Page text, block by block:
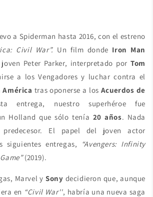
a Spiderman hasta 2016, con el estreno
Civil War”. Un film donde Iron Man
Peter Parker, interpretado porTom
a los Vengadores y luchar contra el
tras oponerse a los Acuerdos de
entrega, nuestro superhéroe fue
Holland que sólo tenía 20 años. Nada
El papel del joven actor
siguientes entregas, “Avengers: Infinity
(2019).
Marvel ySony decidieron que, aunque
en “Civil War'', habría una nueva saga